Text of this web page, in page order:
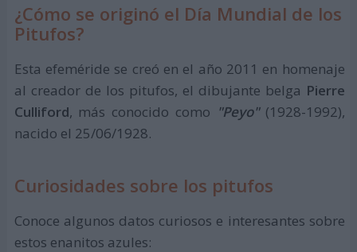
¿Cómo se originó el Día Mundial de los
Pitufos?
Esta efeméride se creó en el año 2011 en homenaje
al creador de los pitufos, el dibujante belga Pierre
Culliford, más conocido como "Peyo" (1928-1992),
nacido el 25/06/1928.
Curiosidades sobre los pitufos
Conoce algunos datos curiosos e interesantes sobre
estos enanitos azules: